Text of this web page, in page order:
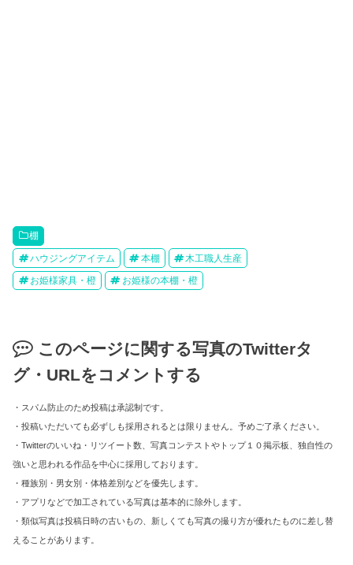
棚
ハウジングアイテム 本棚 木工職人生産
お姫様家具・橙 お姫様の本棚・橙
このページに関する写真のTwitterタ
グ・URLをコメントする
・スパム防止のため投稿は承認制です。
・投稿いただいても必ずしも採用されるとは限りません。予めご了承ください。
・Twitterのいいね・リツイート数、写真コンテストやトップ１０掲示板、独自性の
強いと思われる作品を中心に採用しております。
・種族別・男女別・体格差別などを優先します。
・アプリなどで加工されている写真は基本的に除外します。
・類似写真は投稿日時の古いもの、新しくても写真の撮り方が優れたものに差し替
えることがあります。